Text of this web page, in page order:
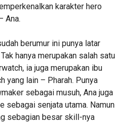
karakter hero
Ana.
berumur ini punya latar
hanya merupakan salah satu
ia juga merupakan ibu
yang lain – Pharah. Punya
sebagai musuh, Ana juga
sebagai senjata utama. Namun
sebagian besar skill-nya